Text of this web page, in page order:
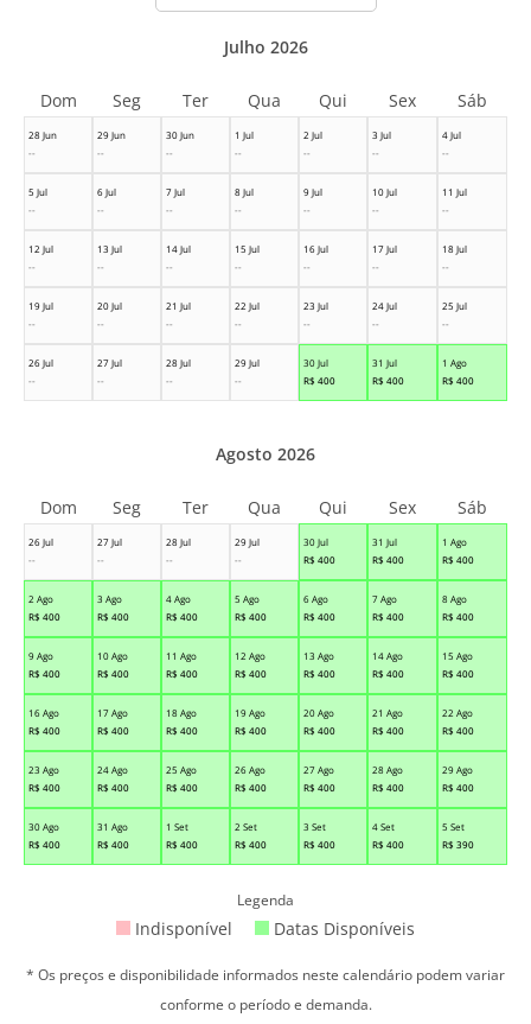
28 Jun
--
29 Jun
--
30 Jun
--
1 Jul
--
2 Jul
--
3 Jul
--
4 Jul
--
5 Jul
--
6 Jul
--
7 Jul
--
8 Jul
--
9 Jul
--
10 Jul
--
11 Jul
--
12 Jul
--
13 Jul
--
14 Jul
--
15 Jul
--
16 Jul
--
17 Jul
--
18 Jul
--
19 Jul
--
20 Jul
--
21 Jul
--
22 Jul
--
23 Jul
--
24 Jul
--
25 Jul
--
26 Jul
--
27 Jul
--
28 Jul
--
29 Jul
--
30 Jul
R$ 400
31 Jul
R$ 400
1 Ago
R$ 400
Julho 2026
Dom Seg Ter Qua Qui Sex Sáb
26 Jul
--
27 Jul
--
28 Jul
--
29 Jul
--
30 Jul
R$ 400
31 Jul
R$ 400
1 Ago
R$ 400
2 Ago
R$ 400
3 Ago
R$ 400
4 Ago
R$ 400
5 Ago
R$ 400
6 Ago
R$ 400
7 Ago
R$ 400
8 Ago
R$ 400
9 Ago
R$ 400
10 Ago
R$ 400
11 Ago
R$ 400
12 Ago
R$ 400
13 Ago
R$ 400
14 Ago
R$ 400
15 Ago
R$ 400
16 Ago
R$ 400
17 Ago
R$ 400
18 Ago
R$ 400
19 Ago
R$ 400
20 Ago
R$ 400
21 Ago
R$ 400
22 Ago
R$ 400
23 Ago
R$ 400
24 Ago
R$ 400
25 Ago
R$ 400
26 Ago
R$ 400
27 Ago
R$ 400
28 Ago
R$ 400
29 Ago
R$ 400
30 Ago
R$ 400
31 Ago
R$ 400
1 Set
R$ 400
2 Set
R$ 400
3 Set
R$ 400
4 Set
R$ 400
5 Set
R$ 390
Agosto 2026
Dom Seg Ter Qua Qui Sex Sáb
Legenda
Indisponível Datas Disponíveis
* Os preços e disponibilidade informados neste calendário podem variar
conforme o período e demanda.